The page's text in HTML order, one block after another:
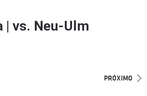
| vs. Neu-Ulm
PRÓXIMO